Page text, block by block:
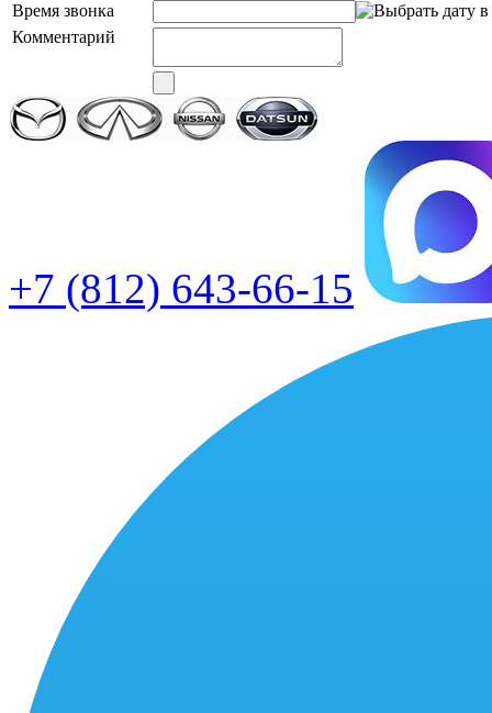
Время звонка
Комментарий
+7 (812) 643-66-15